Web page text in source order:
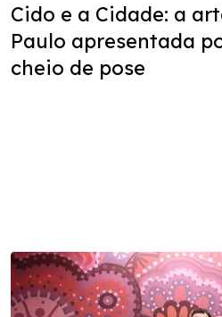
Cido e a Cidade: a
Paulo apresentada
cheio de pose